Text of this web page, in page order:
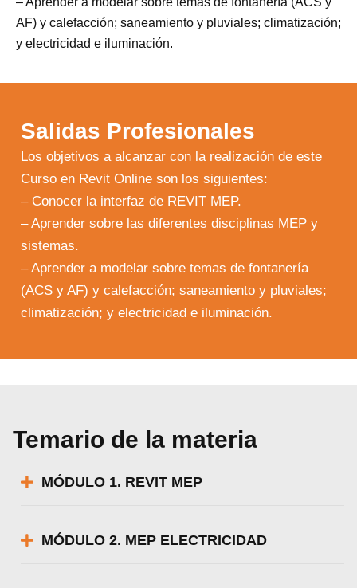
AF) y calefacción; saneamiento y pluviales; climatización;
y electricidad e iluminación.
Salidas Profesionales
Los objetivos a alcanzar con la realización de este
Curso en Revit Online son los siguientes:
– Conocer la interfaz de REVIT MEP.
– Aprender sobre las diferentes disciplinas MEP y
sistemas.
– Aprender a modelar sobre temas de fontanería
(ACS y AF) y calefacción; saneamiento y pluviales;
climatización; y electricidad e iluminación.
Temario de la materia
MÓDULO 1. REVIT MEP
MÓDULO 2. MEP ELECTRICIDAD